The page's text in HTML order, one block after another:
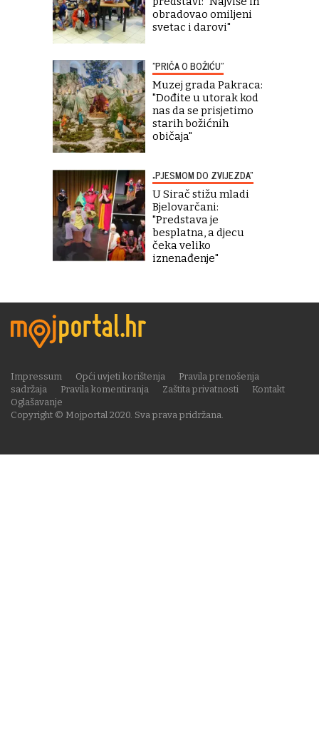
obradovao omiljeni
svetac i darovi"
"PRIČA O BOŽIĆU"
Muzej grada Pakraca:
"Dođite u utorak kod
nas da se prisjetimo
starih božićnih
običaja"
„PJESMOM DO ZVIJEZDA“
U Sirač stižu mladi
Bjelovarčani:
"Predstava je
besplatna, a djecu
čeka veliko
iznenađenje"
Copyright © Mojportal 2020. Sva prava pridržana.
Impressum Opći uvjeti korištenja
Pravila prenošenja
sadržaja
Pravila komentiranja Zaštita privatnosti
Kontakt
Oglašavanje